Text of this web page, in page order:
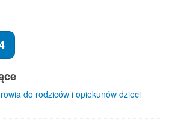
do rodziców i opiekunów dzieci